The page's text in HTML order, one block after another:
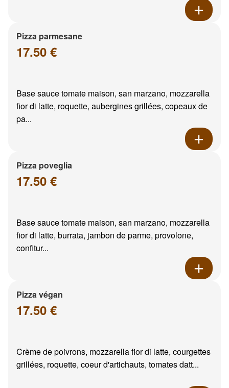
Pizza parmesane
17.50 €
Base sauce tomate maison, san marzano, mozzarella
fior di latte, roquette, aubergines grillées, copeaux de
pa...
Pizza poveglia
17.50 €
Base sauce tomate maison, san marzano, mozzarella
fior di latte, burrata, jambon de parme, provolone,
confitur...
Pizza végan
17.50 €
Crème de poivrons, mozzarella fior di latte, courgettes
grillées, roquette, coeur d'artichauts, tomates datt...